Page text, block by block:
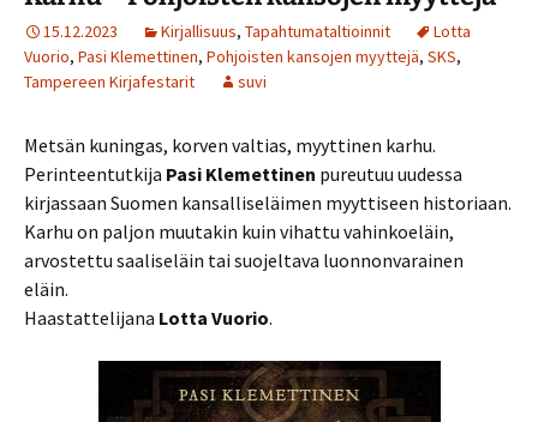
15.12.2023 Kirjallisuus, Tapahtumataltioinnit
Lotta
Vuorio, Pasi Klemettinen, Pohjoisten kansojen myyttejä, SKS,
Tampereen Kirjafestarit
suvi
Metsän kuningas, korven valtias, myyttinen karhu.
Perinteentutkija Pasi Klemettinen pureutuu uudessa
kirjassaan Suomen kansalliseläimen myyttiseen historiaan.
Karhu on paljon muutakin kuin vihattu vahinkoeläin,
arvostettu saaliseläin tai suojeltava luonnonvarainen
eläin.
Haastattelijana Lotta Vuorio.